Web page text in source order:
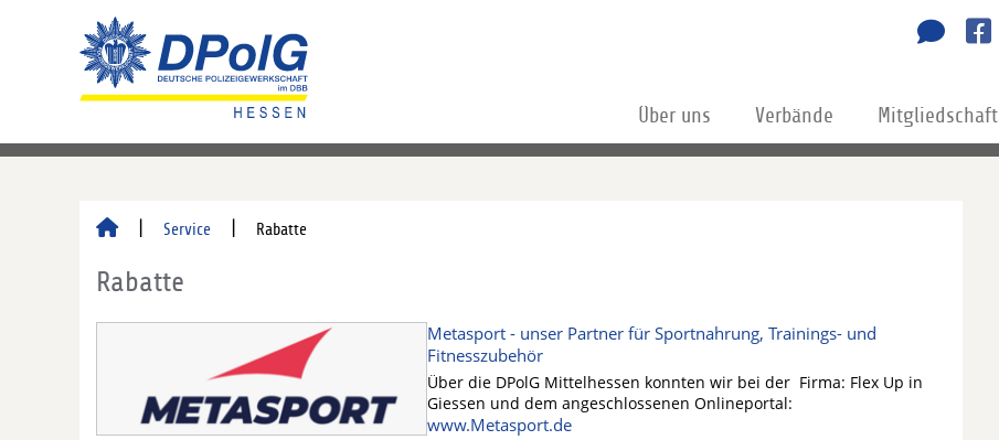
Über uns Verbände Mitgliedschaft
Service Rabatte
Rabatte
Metasport - unser Partner für Sportnahrung, Trainings- und
Fitnesszubehör
Über die DPolG Mittelhessen konnten wir bei der Firma: Flex Up in
Giessen und dem angeschlossenen Onlineportal:
www.Metasport.de